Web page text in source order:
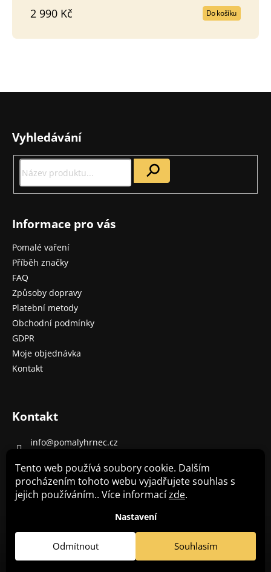
Tento web používá soubory cookie. Dalším
procházením tohoto webu vyjadřujete souhlas s
jejich používáním.. Více informacízde.
Nastavení
Odmítnout Souhlasím
2 990 Kč Do košíku
Vyhledávání
Informace pro vás
Pomalé vaření
Příběh značky
FAQ
Způsoby dopravy
Platební metody
Obchodní podmínky
GDPR
Moje objednávka
Kontakt
Kontakt
info@pomalyhrnec.cz
+420 702 130 320
Pomalý hrnec Crockpot - recepty